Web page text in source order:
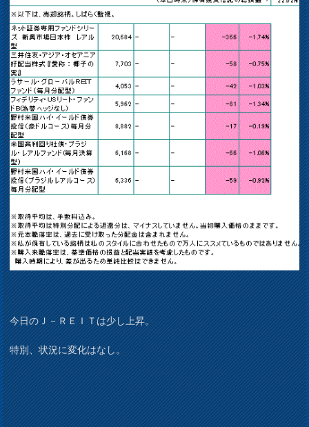
今日のＪ－ＲＥＩＴは少し上昇。
特別、状況に変化はなし。